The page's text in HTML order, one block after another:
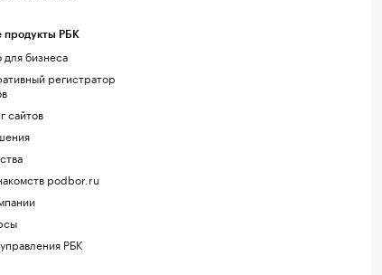
продукты РБК
бизнеса
регистратор
сайтов
podbor.ru
РБК